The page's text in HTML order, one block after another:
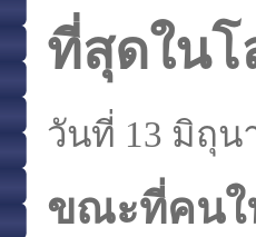
ที่สุดในโ
วันที่ 13 มิถุน
ขณะที่คนใ